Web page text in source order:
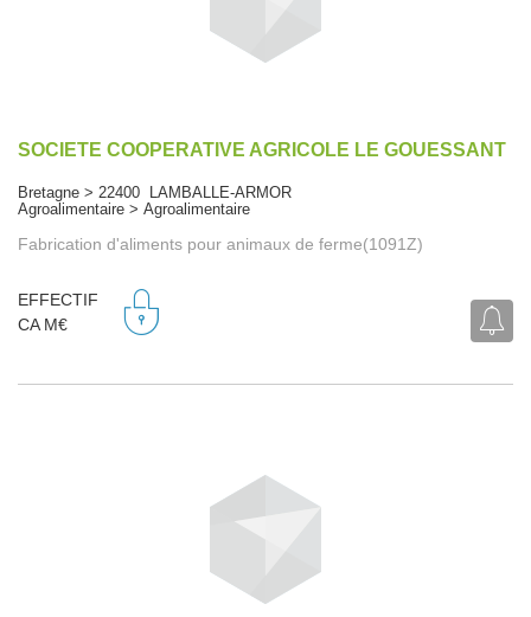
SOCIETE COOPERATIVE AGRICOLE LE GOUESSANT
Bretagne > 22400 LAMBALLE-ARMOR
Agroalimentaire > Agroalimentaire
Fabrication d'aliments pour animaux de ferme(1091Z)
EFFECTIF
CA M€